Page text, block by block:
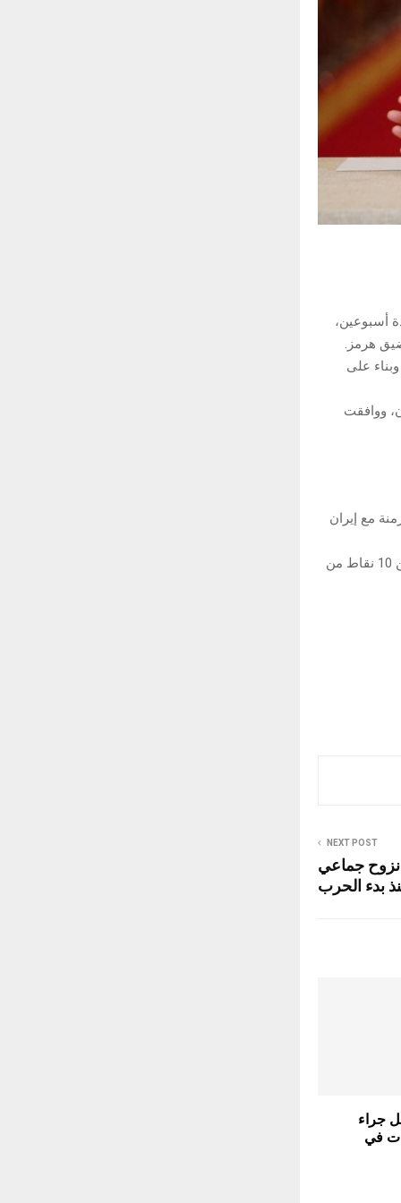
أسبوعين،
هرمز.
على
ووافقت
مع إيران
وأضاف: إن مهلة الأسبوعين ستسمح بإتمام الاتفاق مع إيران وتفعيله، وقد تلقينا مقترحاً من 10 نقاط من
NEXT POST
جماعي
بدء الحرب
جراء
في